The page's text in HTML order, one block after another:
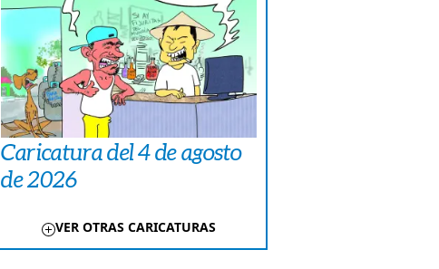
Caricatura del 4 de agosto
de 2026
VER OTRAS CARICATURAS